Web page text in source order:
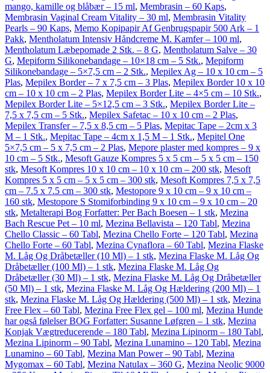
mango, kamille og blåbær – 15 ml, Membrasin – 60 Kaps,
Membrasin Vaginal Cream Vitality – 30 ml, Membrasin Vitality
Pearls – 90 Kaps, Memo Kopipapir Af Genbrugspapir 500 Ark – 1
Pakk, Mentholatum Intensiv Håndcreme M. Kamfer – 100 ml,
Mentholatum Læbepomade 2 Stk. – 8 G, Mentholatum Salve – 30
G, Mepiform Silikonebandage – 10×18 cm – 5 Stk., Mepiform
Silikonebandage – 5×7,5 cm – 2 Stk., Mepilex Ag – 10 x 10 cm – 5
Plas, Mepilex Border – 7 x 7,5 cm – 3 Plas, Mepilex Border 10 x 10
cm – 10 x 10 cm – 2 Plas, Mepilex Border Lite – 4×5 cm – 10 Stk.,
Mepilex Border Lite – 5×12,5 cm – 3 Stk., Mepilex Border Lite –
7,5 x 7,5 cm – 5 Stk., Mepilex Safetac – 10 x 10 cm – 2 Plas,
Mepilex Transfer – 7,5 x 8,5 cm – 5 Plas, Mepitac Tape – 2cm x 3
M – 1 Stk., Mepitac Tape – 4cm x 1,5 M – 1 Stk., Mepitel One
5×7,5 cm – 5 x 7,5 cm – 2 Plas, Mepore plaster med kompres – 9 x
10 cm – 5 Stk., Mesoft Gauze Kompres 5 x 5 cm – 5 x 5 cm – 150
stk, Mesoft Kompres 10 x 10 cm – 10 x 10 cm – 200 stk, Mesoft
Kompres 5 x 5 cm – 5 x 5 cm – 300 stk, Mesoft Kompres 7,5 x 7,5
cm – 7.5 x 7.5 cm – 300 stk, Mestopore 9 x 10 cm – 9 x 10 cm –
160 stk, Mestopore S Stomiforbinding 9 x 10 cm – 9 x 10 cm – 20
stk, Metalterapi Bog Forfatter: Per Bach Boesen – 1 stk, Mezina
Bach Rescue Pet – 10 ml, Mezina Bellavista – 120 Tabl, Mezina
Chello Classic – 60 Tabl, Mezina Chello Forte – 120 Tabl, Mezina
Chello Forte – 60 Tabl, Mezina Cynaflora – 60 Tabl, Mezina Flaske
M. Låg Og Dråbetæller (10 Ml) – 1 stk, Mezina Flaske M. Låg Og
Dråbetæller (100 Ml) – 1 stk, Mezina Flaske M. Låg Og
Dråbetæller (30 Ml) – 1 stk, Mezina Flaske M. Låg Og Dråbetæller
(50 Ml) – 1 stk, Mezina Flaske M. Låg Og Hældering (200 Ml) – 1
stk, Mezina Flaske M. Låg Og Hældering (500 Ml) – 1 stk, Mezina
Free Flex – 60 Tabl, Mezina Free Flex gel – 100 ml, Mezina Hunde
har også følelser BOG Forfatter: Susanne Løfgren – 1 stk, Mezina
Konjak Vægtreducerende – 180 Tabl, Mezina Lipinorm – 180 Tabl,
Mezina Lipinorm – 90 Tabl, Mezina Lunamino – 120 Tabl, Mezina
Lunamino – 60 Tabl, Mezina Man Power – 90 Tabl, Mezina
Mygomax – 60 Tabl, Mezina Natulax – 360 G, Mezina Neolic 9000